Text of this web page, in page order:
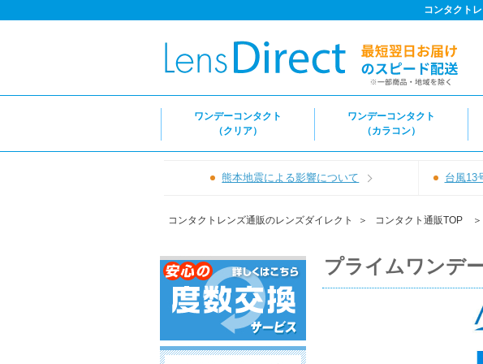
コンタクト
ワンデーコンタクト
（クリア）
ワンデーコンタクト
（カラコン）
熊本地震による影響について 台風13
コンタクトレンズ通販のレンズダイレクト ＞ コンタクト通販TOP
プライムワンデ